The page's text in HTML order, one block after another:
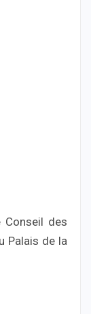
Conseil des
Palais de la